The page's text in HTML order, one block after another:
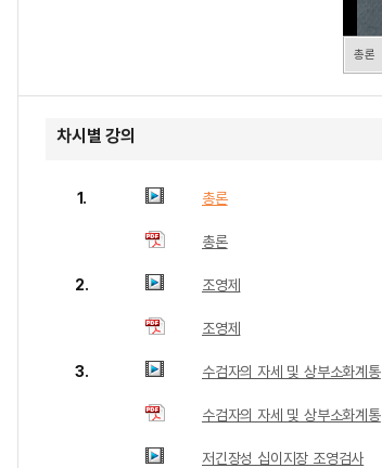
총론
차시별 강의
1. 총론
총론
2. 조영제
조영제
3. 수검자의 자세 및 상부소화계통
수검자의 자세 및 상부소화계통
저긴장성 십이지장 조영검사